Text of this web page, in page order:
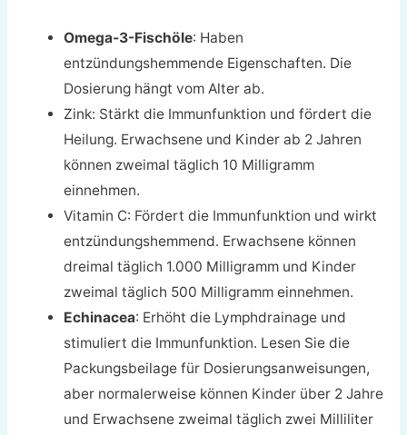
Omega-3-Fischöle: Haben
entzündungshemmende Eigenschaften. Die
Dosierung hängt vom Alter ab.
Zink: Stärkt die Immunfunktion und fördert die
Heilung. Erwachsene und Kinder ab 2 Jahren
können zweimal täglich 10 Milligramm
einnehmen.
Vitamin C: Fördert die Immunfunktion und wirkt
entzündungshemmend. Erwachsene können
dreimal täglich 1.000 Milligramm und Kinder
zweimal täglich 500 Milligramm einnehmen.
Echinacea: Erhöht die Lymphdrainage und
stimuliert die Immunfunktion. Lesen Sie die
Packungsbeilage für Dosierungsanweisungen,
aber normalerweise können Kinder über 2 Jahre
und Erwachsene zweimal täglich zwei Milliliter